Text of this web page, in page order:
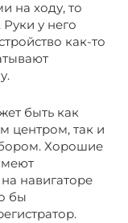
на ходу, то
у него
как-то
быть как
центром, так и
Хорошие
навигаторе
бы